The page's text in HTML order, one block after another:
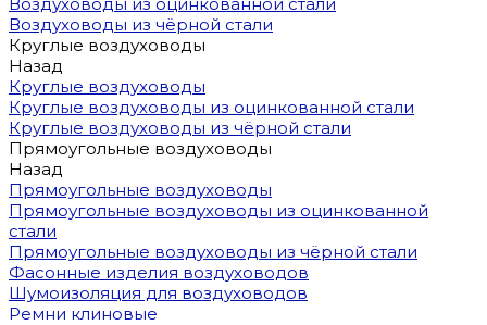
Воздуховоды из чёрной стали
Круглые воздуховоды
Назад
Круглые воздуховоды
Круглые воздуховоды из оцинкованной стали
Круглые воздуховоды из чёрной стали
Прямоугольные воздуховоды
Назад
Прямоугольные воздуховоды
Прямоугольные воздуховоды из оцинкованной
стали
Прямоугольные воздуховоды из чёрной стали
Фасонные изделия воздуховодов
Шумоизоляция для воздуховодов
Ремни клиновые